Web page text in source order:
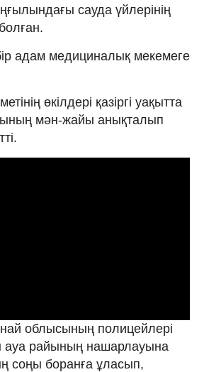
сауда үйлерінің
адам медициналық мекемеге
өкілдері қазіргі уақытта
мән-жайы анықталып
облысының полицейлері
ауа райының нашарлауына
соңы боранға ұласып,